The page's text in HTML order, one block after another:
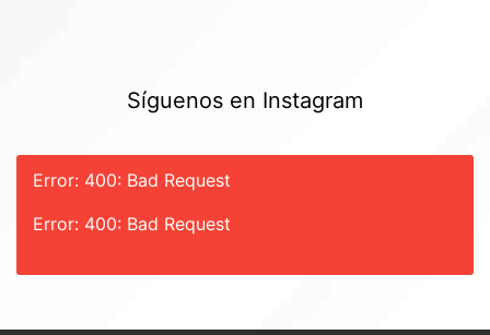
Síguenos en Instagram
Error: 400: Bad Request
Error: 400: Bad Request